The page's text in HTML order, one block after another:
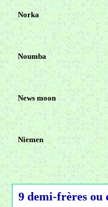
Norka
Noumba
News moon
Niemen
9 demi-frères ou